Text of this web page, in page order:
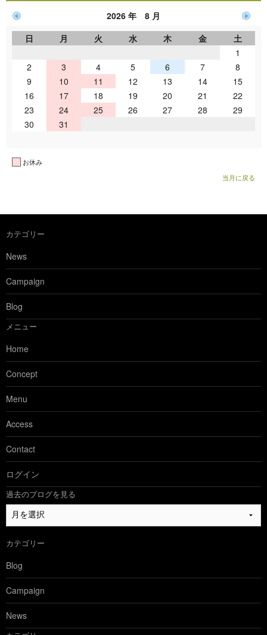
2026 年 8 月
日
月 火 水 木 金
土
1
2
3 4 5 6 7
8
9
10 11 12 13 14
15
16
17 18 19 20 21
22
23
24 25 26 27 28
29
30
31
お休み
当月に戻る
カテゴリー
News
Campaign
Blog
メニュー
Home
Concept
Menu
Access
Contact
ログイン
過去のブログを見る
過
去
ブ
ロ
グ
を
見
る
カテゴリー
Blog
Campaign
News